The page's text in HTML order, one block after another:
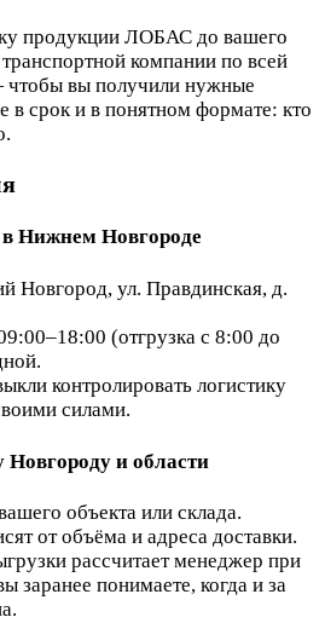
продукции ЛОБАС до вашего
компании по всей
вы получили нужные
в срок и в понятном формате: кто
Нижнем Новгороде
Новгород, ул. Правдинская, д.
(отгрузка с 8:00 до
контролировать логистику
силами.
и области
объекта или склада.
от объёма и адреса доставки.
рассчитает менеджер при
заранее понимаете, когда и за